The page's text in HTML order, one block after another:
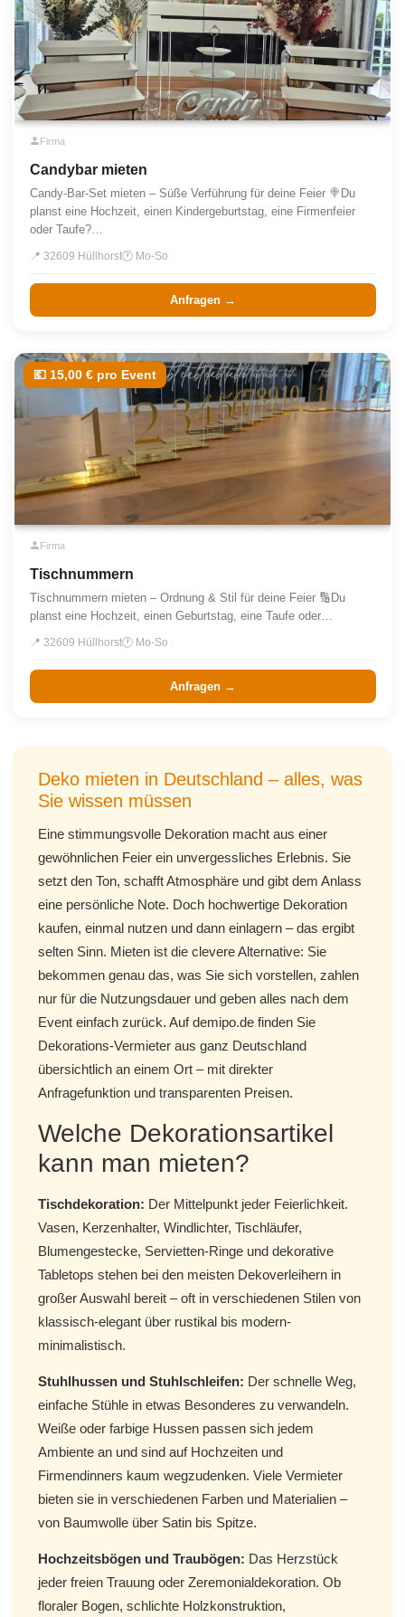
Firma
Candybar mieten
Candy-Bar-Set mieten – Süße Verführung für deine Feier 🍭Du
planst eine Hochzeit, einen Kindergeburtstag, eine Firmenfeier
oder Taufe?…
📍 32609 Hüllhorst🕐 Mo-So
Anfragen →
💶 15,00 € pro Event
Firma
Tischnummern
Tischnummern mieten – Ordnung & Stil für deine Feier 🔢Du
planst eine Hochzeit, einen Geburtstag, eine Taufe oder…
📍 32609 Hüllhorst🕐 Mo-So
Anfragen →
Deko mieten in Deutschland – alles, was
Sie wissen müssen
Eine stimmungsvolle Dekoration macht aus einer
gewöhnlichen Feier ein unvergessliches Erlebnis. Sie
setzt den Ton, schafft Atmosphäre und gibt dem Anlass
eine persönliche Note. Doch hochwertige Dekoration
kaufen, einmal nutzen und dann einlagern – das ergibt
selten Sinn. Mieten ist die clevere Alternative: Sie
bekommen genau das, was Sie sich vorstellen, zahlen
nur für die Nutzungsdauer und geben alles nach dem
Event einfach zurück. Auf demipo.de finden Sie
Dekorations-Vermieter aus ganz Deutschland
übersichtlich an einem Ort – mit direkter
Anfragefunktion und transparenten Preisen.
Welche Dekorationsartikel
kann man mieten?
Tischdekoration: Der Mittelpunkt jeder Feierlichkeit.
Vasen, Kerzenhalter, Windlichter, Tischläufer,
Blumengestecke, Servietten-Ringe und dekorative
Tabletops stehen bei den meisten Dekoverleihern in
großer Auswahl bereit – oft in verschiedenen Stilen von
klassisch-elegant über rustikal bis modern-
minimalistisch.
Stuhlhussen und Stuhlschleifen: Der schnelle Weg,
einfache Stühle in etwas Besonderes zu verwandeln.
Weiße oder farbige Hussen passen sich jedem
Ambiente an und sind auf Hochzeiten und
Firmendinners kaum wegzudenken. Viele Vermieter
bieten sie in verschiedenen Farben und Materialien –
von Baumwolle über Satin bis Spitze.
Hochzeitsbögen und Traubögen: Das Herzstück
jeder freien Trauung oder Zeremonialdekoration. Ob
floraler Bogen, schlichte Holzkonstruktion,